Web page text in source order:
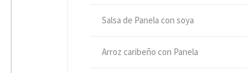
Salsa de Panela con soya
Arroz caribeño con Panela